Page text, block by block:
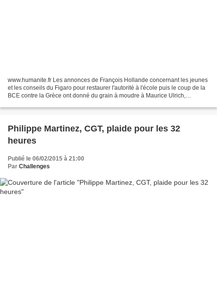
www.humanite.fr Les annonces de François Hollande concernant les jeunes
et les conseils du Figaro pour restaurer l'autorité à l'école puis le coup de la
BCE contre la Grèce ont donné du grain à moudre à Maurice Ulrich,
Philippe Martinez, CGT, plaide pour les 32
heures
Publié le 06/02/2015 à 21:00
Par Challenges